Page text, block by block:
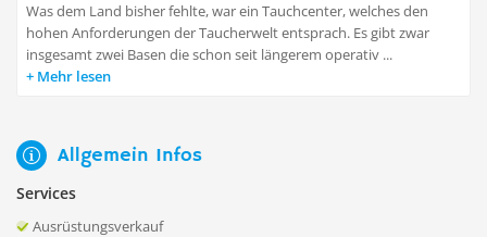
Was dem Land bisher fehlte, war ein Tauchcenter, welches den
hohen Anforderungen der Taucherwelt entsprach. Es gibt zwar
insgesamt zwei Basen die schon seit längerem operativ ...
Mehr lesen
Allgemein Infos
Services
Ausrüstungsverkauf